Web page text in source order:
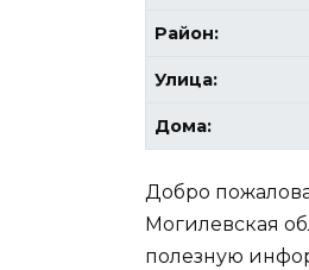
Район:
Улица:
Дома:
Добро
Могилевская
полезную